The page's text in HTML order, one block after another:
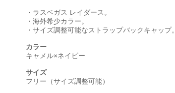
・ラスベガス レイダース。
・海外希少カラー。
・サイズ調整可能なストラップバックキャップ。
カラー
キャメル×ネイビー
サイズ
フリー（サイズ調整可能）